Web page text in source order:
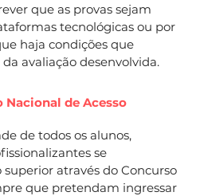
que as provas sejam
tecnológicas ou por
haja condições que
avaliação desenvolvida.
Nacional de Acesso
de todos os alunos,
se
através do Concurso
que pretendam ingressar